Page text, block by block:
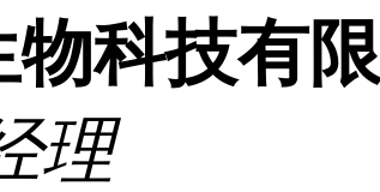
科技有
理